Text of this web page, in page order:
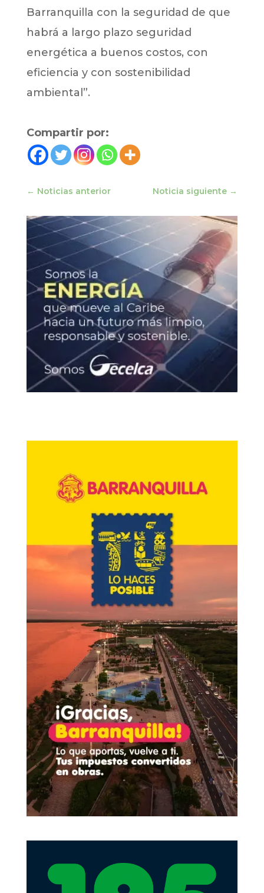
Barranquilla con la seguridad de que
habrá a largo plazo seguridad
energética a buenos costos, con
eficiencia y con sostenibilidad
ambiental”.
Compartir por:
← Noticias anterior Noticia siguiente →